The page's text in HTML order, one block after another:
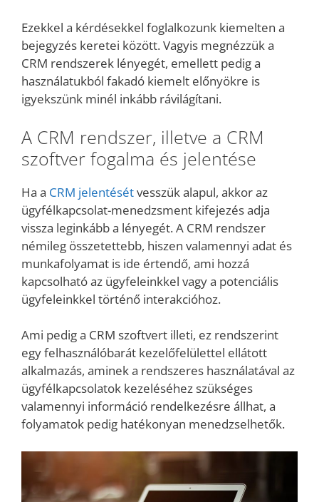
Ezekkel a kérdésekkel foglalkozunk kiemelten a
bejegyzés keretei között. Vagyis megnézzük a
CRM rendszerek lényegét, emellett pedig a
használatukból fakadó kiemelt előnyökre is
igyekszünk minél inkább rávilágítani.
A CRM rendszer, illetve a CRM
szoftver fogalma és jelentése
Ha a CRM jelentésétvesszük alapul, akkor az
ügyfélkapcsolat-menedzsment kifejezés adja
vissza leginkább a lényegét. A CRM rendszer
némileg összetettebb, hiszen valamennyi adat és
munkafolyamat is ide értendő, ami hozzá
kapcsolható az ügyfeleinkkel vagy a potenciális
ügyfeleinkkel történő interakcióhoz.
Ami pedig a CRM szoftvert illeti, ez rendszerint
egy felhasználóbarát kezelőfelülettel ellátott
alkalmazás, aminek a rendszeres használatával az
ügyfélkapcsolatok kezeléséhez szükséges
valamennyi információ rendelkezésre állhat, a
folyamatok pedig hatékonyan menedzselhetők.